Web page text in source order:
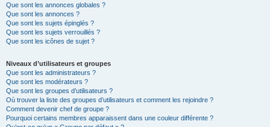
Que sont les annonces globales ?
Que sont les annonces ?
Que sont les sujets épinglés ?
Que sont les sujets verrouillés ?
Que sont les icônes de sujet ?
Niveaux d’utilisateurs et groupes
Que sont les administrateurs ?
Que sont les modérateurs ?
Que sont les groupes d’utilisateurs ?
Où trouver la liste des groupes d’utilisateurs et comment les rejoindre ?
Comment devenir chef de groupe ?
Pourquoi certains membres apparaissent dans une couleur différente ?